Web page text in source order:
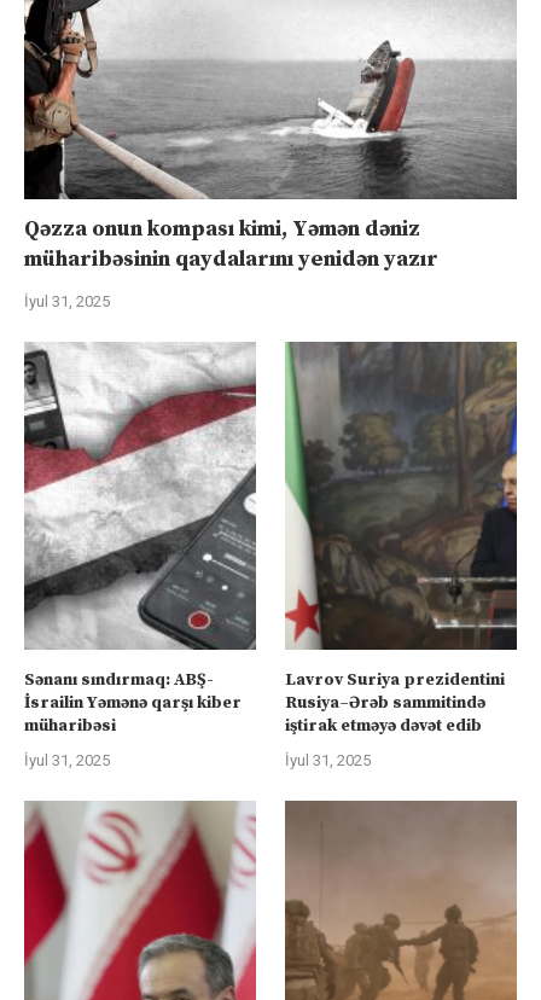
Qəzza onun kompası kimi, Yəmən dəniz
müharibəsinin qaydalarını yenidən yazır
İyul 31, 2025
Sənanı sındırmaq: ABŞ-
İsrailin Yəmənə qarşı kiber
müharibəsi
İyul 31, 2025
Lavrov Suriya prezidentini
Rusiya–Ərəb sammitində
iştirak etməyə dəvət edib
İyul 31, 2025